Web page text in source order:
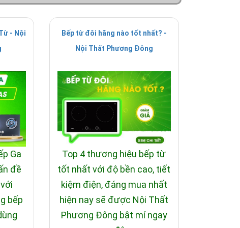
- Nội
Ga
đề
bếp
Bếp từ đôi hãng nào tốt nhất? -
Nội Thất Phương Đông
Top 4 thương hiệu bếp từ
tốt nhất với độ bền cao, tiết
kiệm điện, đáng mua nhất
hiện nay sẽ được Nội Thất
Phương Đông bật mí ngay